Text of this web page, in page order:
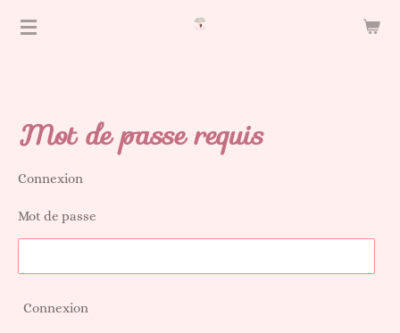
Passer
Mot de passe requis
Connexion
Mot de passe
Connexion